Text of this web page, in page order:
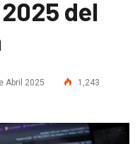
del
Abril 2025 1,243